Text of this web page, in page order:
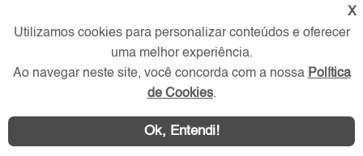
X
Utilizamos cookies para personalizar conteúdos e oferecer
uma melhor experiência.
Ao navegar neste site, você concorda com a nossa Política
de Cookies.
Ok, Entendi!